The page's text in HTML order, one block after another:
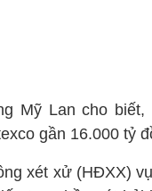
Mỹ Lan cho
gần 16.000 tỷ
xét xử (HĐXX)